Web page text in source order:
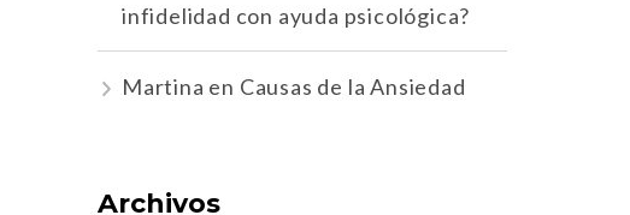
infidelidad con ayuda psicológica?
Martina en Causas de la Ansiedad
Archivos